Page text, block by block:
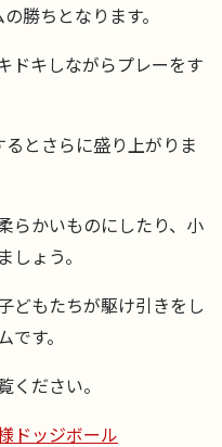
勝ちとなります。
ドキしながらプレーをす
とさらに盛り上がりま
らかいものにしたり、小
ょう。
どもたちが駆け引きをし
す。
ください。
ドッジボール